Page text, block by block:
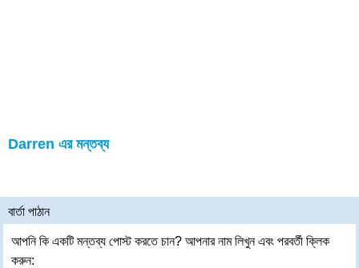
Darren এর মন্তব্য
বার্তা পাঠান
আপনি কি একটি মন্তব্য পোস্ট করতে চান? আপনার নাম লিখুন এবং পরবর্তী ক্লিক
করুন: